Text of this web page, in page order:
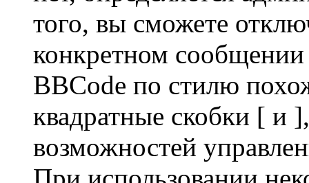
того, вы сможете
конкретном
BBCode по стилю
квадратные скобки [ и
возможностей